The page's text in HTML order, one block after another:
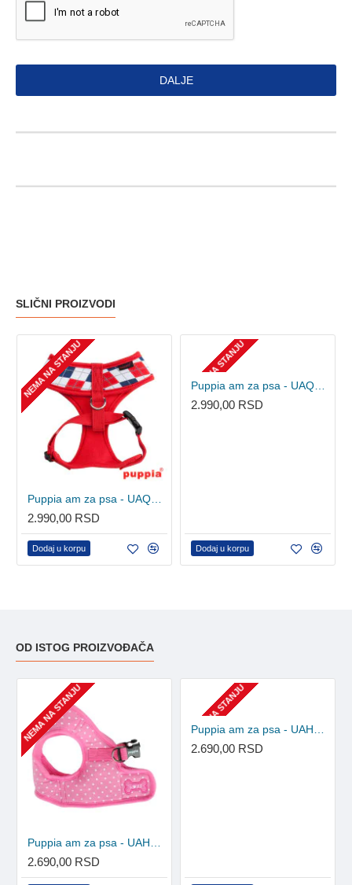
DALJE
SLIČNI PROIZVODI
NEMA NA STANJU
2.990,00 RSD
Dodaj u korpu
NEMA NA STANJU
2.990,00 RSD
Dodaj u korpu
OD ISTOG PROIZVOĐAČA
NEMA NA STANJU
2.690,00 RSD
NEMA NA STANJU
2.690,00 RSD